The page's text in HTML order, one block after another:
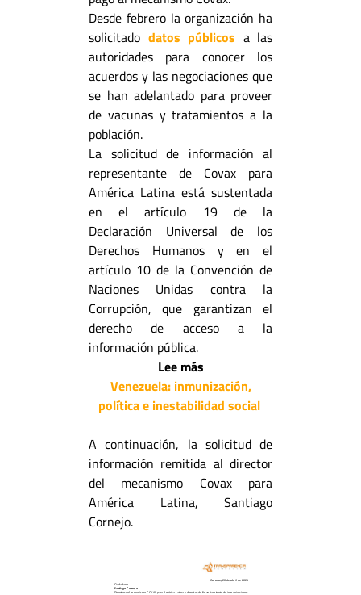
Desde febrero la organización ha
solicitado datos públicos a las
autoridades para conocer los
acuerdos y las negociaciones que
se han adelantado para proveer
de vacunas y tratamientos a la
población.
La solicitud de información al
representante de Covax para
América Latina está sustentada
en el artículo 19 de la
Declaración Universal de los
Derechos Humanos y en el
artículo 10 de la Convención de
Naciones Unidas contra la
Corrupción, que garantizan el
derecho de acceso a la
información pública.
Lee más
Venezuela: inmunización,
política e inestabilidad social
A continuación, la solicitud de
información remitida al director
del mecanismo Covax para
América Latina, Santiago
Cornejo.